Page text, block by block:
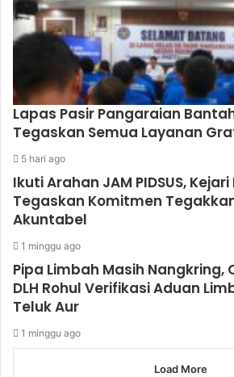
Lapas Pasir Pangaraian
Tegaskan Semua Layanan
5 hari ago
Ikuti Arahan JAM PIDSUS,
Tegaskan Komitmen
Akuntabel
1 minggu ago
Pipa Limbah Masih Nangkring,
DLH Rohul Verifikasi Aduan
Teluk Aur
1 minggu ago
Load More